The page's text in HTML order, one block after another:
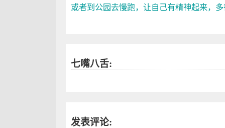
或者到公园去慢跑，让自己有精神起来，
七嘴八舌:
发表评论: